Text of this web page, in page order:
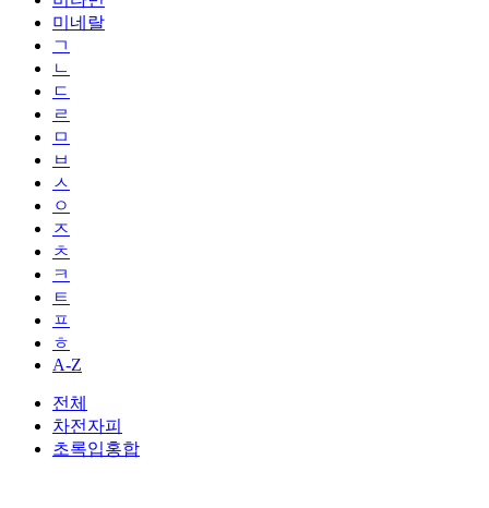
미네랄
ㄱ
ㄴ
ㄷ
ㄹ
ㅁ
ㅂ
ㅅ
ㅇ
ㅈ
ㅊ
ㅋ
ㅌ
ㅍ
ㅎ
A-Z
전체
차전자피
초록입홍합